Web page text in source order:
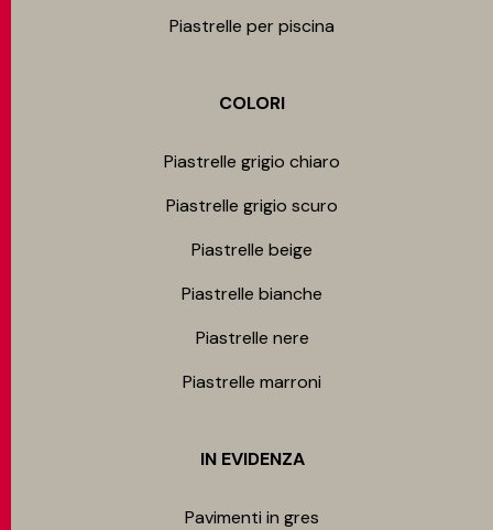
Piastrelle per piscina
COLORI
Piastrelle grigio chiaro
Piastrelle grigio scuro
Piastrelle beige
Piastrelle bianche
Piastrelle nere
Piastrelle marroni
IN EVIDENZA
Pavimenti in gres